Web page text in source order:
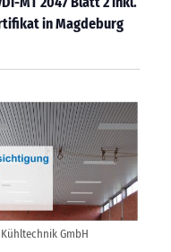
v
g
t
i
o
in Magdeburg
GmbH